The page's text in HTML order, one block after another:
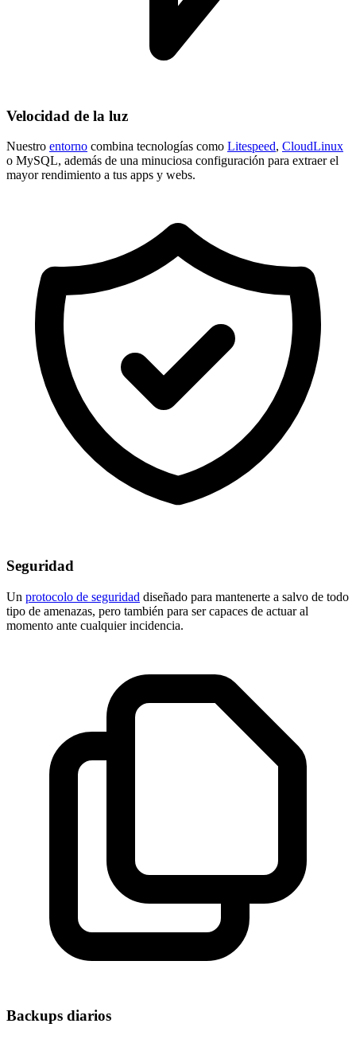
Velocidad de la luz
Nuestro entorno combina tecnologías como Litespeed, CloudLinux
o MySQL, además de una minuciosa configuración para extraer el
mayor rendimiento a tus apps y webs.
Seguridad
Un protocolo de seguridad diseñado para mantenerte a salvo de todo
tipo de amenazas, pero también para ser capaces de actuar al
momento ante cualquier incidencia.
Backups diarios